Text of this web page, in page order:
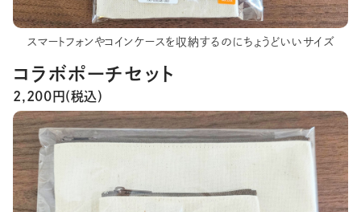
スマートフォンやコインケースを収納するのにちょうどいいサイズ
コラボポーチセット
2,200円(税込)